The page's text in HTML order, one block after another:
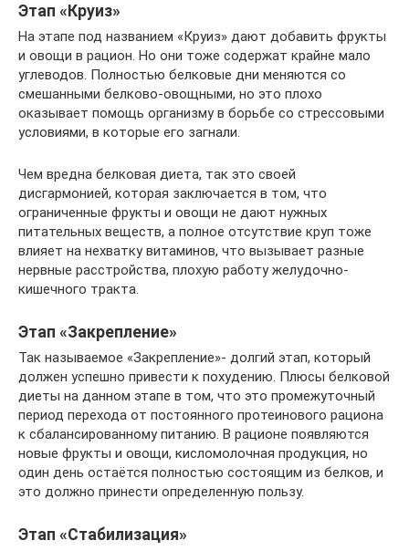
Этап «Круиз»
На этапе под названием «Круиз» дают добавить фрукты
и овощи в рацион. Но они тоже содержат крайне мало
углеводов. Полностью белковые дни меняются со
смешанными белково-овощными, но это плохо
оказывает помощь организму в борьбе со стрессовыми
условиями, в которые его загнали.
Чем вредна белковая диета, так это своей
дисгармонией, которая заключается в том, что
ограниченные фрукты и овощи не дают нужных
питательных веществ, а полное отсутствие круп тоже
влияет на нехватку витаминов, что вызывает разные
нервные расстройства, плохую работу желудочно-
кишечного тракта.
Этап «Закрепление»
Так называемое «Закрепление»- долгий этап, который
должен успешно привести к похудению. Плюсы белковой
диеты на данном этапе в том, что это промежуточный
период перехода от постоянного протеинового рациона
к сбалансированному питанию. В рационе появляются
новые фрукты и овощи, кисломолочная продукция, но
один день остаётся полностью состоящим из белков, и
это должно принести определенную пользу.
Этап «Стабилизация»